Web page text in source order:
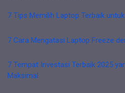
7 Tips Memilih Laptop Terbaik
7 Cara Mengatasi Laptop Freeze
7 Tempat Investasi Terbaik 2025
Maksimal